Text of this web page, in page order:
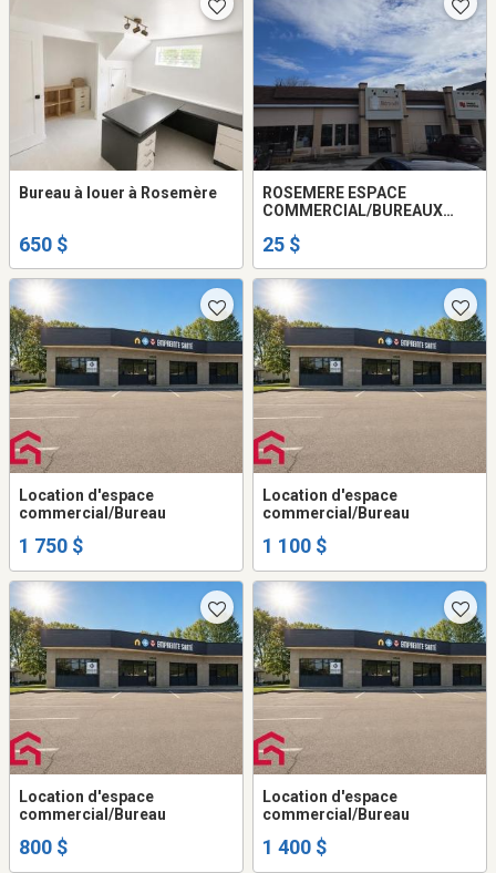
Bureau à louer à Rosemère
650 $
ROSEMERE ESPACE
COMMERCIAL/BUREAUX
NATIONALE 218 LABELLE,
ROSEMERE FORMER BNAT
LOCATION
25 $
Location d'espace
commercial/Bureau
1 750 $
Location d'espace
commercial/Bureau
1 100 $
Location d'espace
commercial/Bureau
800 $
Location d'espace
commercial/Bureau
1 400 $